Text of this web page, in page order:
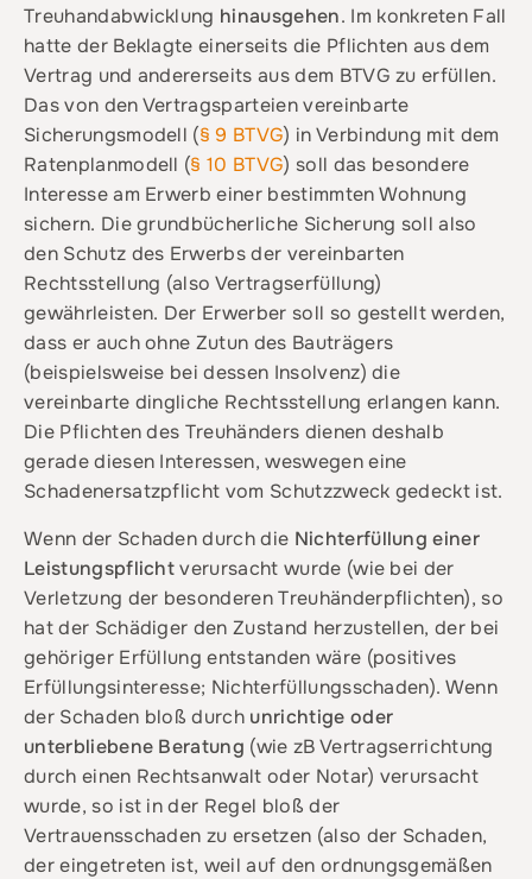
Treuhandabwicklung hinausgehen. Im konkreten Fall
hatte der Beklagte einerseits die Pflichten aus dem
Vertrag und andererseits aus dem BTVG zu erfüllen.
Das von den Vertragsparteien vereinbarte
Sicherungsmodell (§ 9 BTVG) in Verbindung mit dem
Ratenplanmodell (§ 10 BTVG) soll das besondere
Interesse am Erwerb einer bestimmten Wohnung
sichern. Die grundbücherliche Sicherung soll also
den Schutz des Erwerbs der vereinbarten
Rechtsstellung (also Vertragserfüllung)
gewährleisten. Der Erwerber soll so gestellt werden,
dass er auch ohne Zutun des Bauträgers
(beispielsweise bei dessen Insolvenz) die
vereinbarte dingliche Rechtsstellung erlangen kann.
Die Pflichten des Treuhänders dienen deshalb
gerade diesen Interessen, weswegen eine
Schadenersatzpflicht vom Schutzzweck gedeckt ist.
Wenn der Schaden durch die Nichterfüllung einer
Leistungspflichtverursacht wurde (wie bei der
Verletzung der besonderen Treuhänderpflichten), so
hat der Schädiger den Zustand herzustellen, der bei
gehöriger Erfüllung entstanden wäre (positives
Erfüllungsinteresse; Nichterfüllungsschaden). Wenn
der Schaden bloß durch unrichtige oder
unterbliebene Beratung (wie zB Vertragserrichtung
durch einen Rechtsanwalt oder Notar) verursacht
wurde, so ist in der Regel bloß der
Vertrauensschaden zu ersetzen (also der Schaden,
der eingetreten ist, weil auf den ordnungsgemäßen